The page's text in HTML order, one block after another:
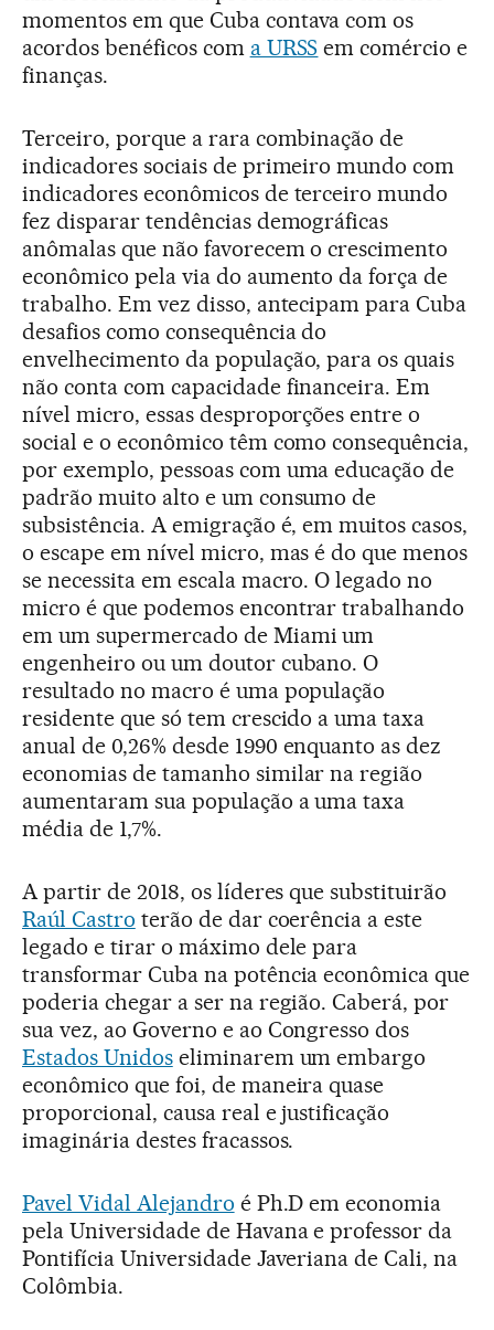
momentos em que Cuba contava com os
acordos benéficos com a URSS em comércio e
finanças.
Terceiro, porque a rara combinação de
indicadores sociais de primeiro mundo com
indicadores econômicos de terceiro mundo
fez disparar tendências demográficas
anômalas que não favorecem o crescimento
econômico pela via do aumento da força de
trabalho. Em vez disso, antecipam para Cuba
desafios como consequência do
envelhecimento da população, para os quais
não conta com capacidade financeira. Em
nível micro, essas desproporções entre o
social e o econômico têm como consequência,
por exemplo, pessoas com uma educação de
padrão muito alto e um consumo de
subsistência. A emigração é, em muitos casos,
o escape em nível micro, mas é do que menos
se necessita em escala macro. O legado no
micro é que podemos encontrar trabalhando
em um supermercado de Miami um
engenheiro ou um doutor cubano. O
resultado no macro é uma população
residente que só tem crescido a uma taxa
anual de 0,26% desde 1990 enquanto as dez
economias de tamanho similar na região
aumentaram sua população a uma taxa
média de 1,7%.
A partir de 2018, os líderes que substituirão
Raúl Castro terão de dar coerência a este
legado e tirar o máximo dele para
transformar Cuba na potência econômica que
poderia chegar a ser na região. Caberá, por
sua vez, ao Governo e ao Congresso dos
Estados Unidoseliminarem um embargo
econômico que foi, de maneira quase
proporcional, causa real e justificação
imaginária destes fracassos.
Pavel Vidal Alejandro é Ph.D em economia
pela Universidade de Havana e professor da
Pontifícia Universidade Javeriana de Cali, na
Colômbia.